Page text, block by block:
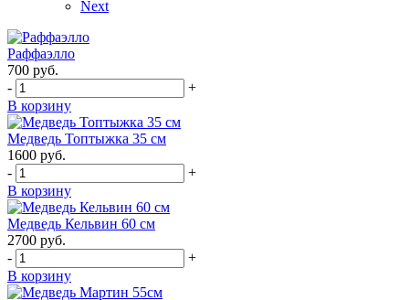
Next
Раффаэлло
700 руб.
-
+
В корзину
Медведь Топтыжка 35 см
1600 руб.
-
+
В корзину
Медведь Кельвин 60 см
2700 руб.
-
+
В корзину